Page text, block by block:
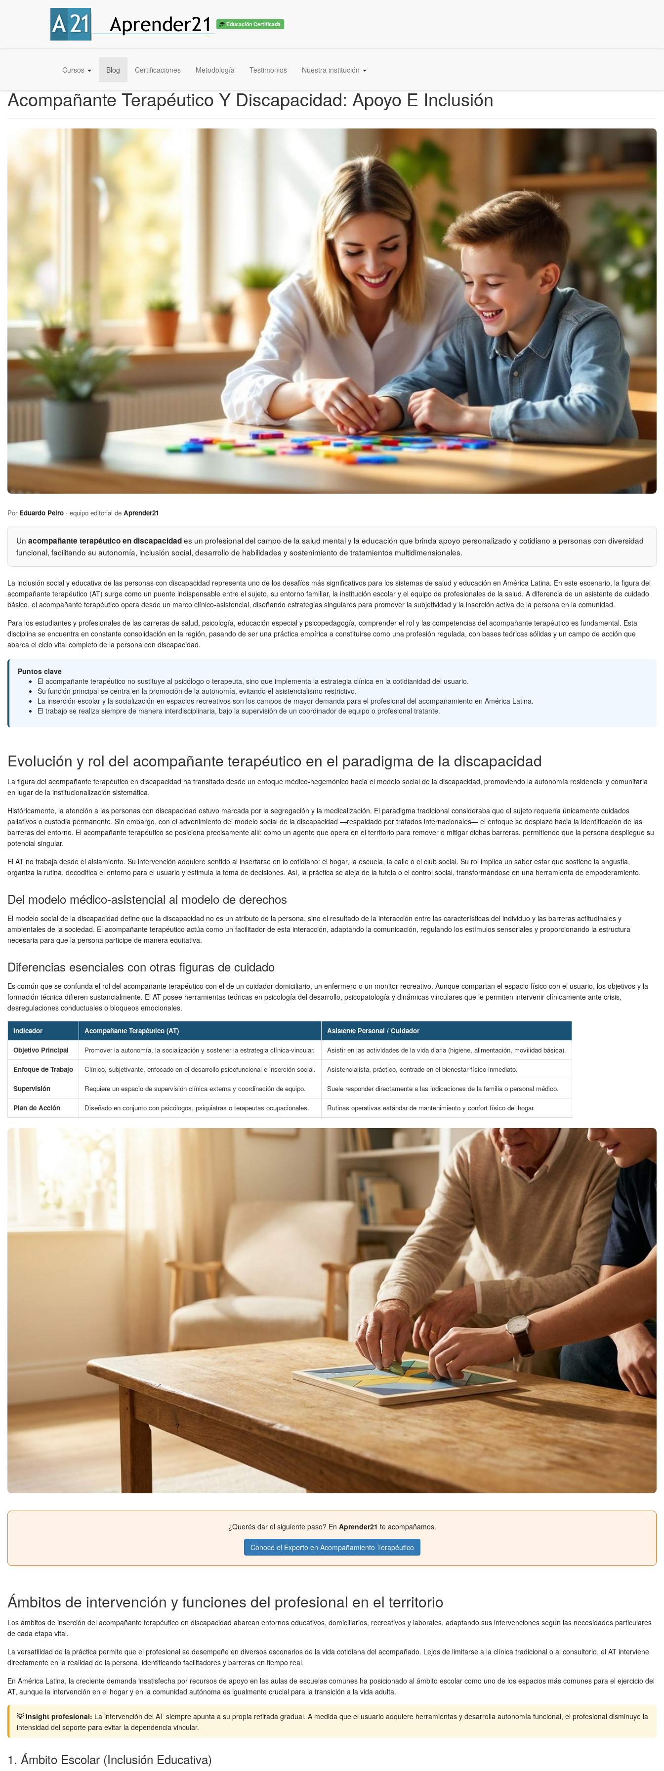
Educación Certificada
Cursos Blog Certificaciones Metodología Testimonios Nuestra institución
Acompañante Terapéutico Y Discapacidad: Apoyo E Inclusión
Por Eduardo Peiro · equipo editorial de Aprender21
Un acompañante terapéutico en discapacidades un profesional del campo de la salud mental y la educación que brinda apoyo personalizado y cotidiano a personas con diversidad
funcional, facilitando su autonomía, inclusión social, desarrollo de habilidades y sostenimiento de tratamientos multidimensionales.
La inclusión social y educativa de las personas con discapacidad representa uno de los desafíos más significativos para los sistemas de salud y educación en América Latina. En este escenario, la figura del
acompañante terapéutico (AT) surge como un puente indispensable entre el sujeto, su entorno familiar, la institución escolar y el equipo de profesionales de la salud. A diferencia de un asistente de cuidado
básico, el acompañante terapéutico opera desde un marco clínico-asistencial, diseñando estrategias singulares para promover la subjetividad y la inserción activa de la persona en la comunidad.
Para los estudiantes y profesionales de las carreras de salud, psicología, educación especial y psicopedagogía, comprender el rol y las competencias del acompañante terapéutico es fundamental. Esta
disciplina se encuentra en constante consolidación en la región, pasando de ser una práctica empírica a constituirse como una profesión regulada, con bases teóricas sólidas y un campo de acción que
abarca el ciclo vital completo de la persona con discapacidad.
Puntos clave
El acompañante terapéutico no sustituye al psicólogo o terapeuta, sino que implementa la estrategia clínica en la cotidianidad del usuario.
Su función principal se centra en la promoción de la autonomía, evitando el asistencialismo restrictivo.
La inserción escolar y la socialización en espacios recreativos son los campos de mayor demanda para el profesional del acompañamiento en América Latina.
El trabajo se realiza siempre de manera interdisciplinaria, bajo la supervisión de un coordinador de equipo o profesional tratante.
Evolución y rol del acompañante terapéutico en el paradigma de la discapacidad
La figura del acompañante terapéutico en discapacidad ha transitado desde un enfoque médico-hegemónico hacia el modelo social de la discapacidad, promoviendo la autonomía residencial y comunitaria
en lugar de la institucionalización sistemática.
Históricamente, la atención a las personas con discapacidad estuvo marcada por la segregación y la medicalización. El paradigma tradicional consideraba que el sujeto requería únicamente cuidados
paliativos o custodia permanente. Sin embargo, con el advenimiento del modelo social de la discapacidad —respaldado por tratados internacionales— el enfoque se desplazó hacia la identificación de las
barreras del entorno. El acompañante terapéutico se posiciona precisamente allí: como un agente que opera en el territorio para remover o mitigar dichas barreras, permitiendo que la persona despliegue su
potencial singular.
El AT no trabaja desde el aislamiento. Su intervención adquiere sentido al insertarse en lo cotidiano: el hogar, la escuela, la calle o el club social. Su rol implica un saber estar que sostiene la angustia,
organiza la rutina, decodifica el entorno para el usuario y estimula la toma de decisiones. Así, la práctica se aleja de la tutela o el control social, transformándose en una herramienta de empoderamiento.
Del modelo médico-asistencial al modelo de derechos
El modelo social de la discapacidad define que la discapacidad no es un atributo de la persona, sino el resultado de la interacción entre las características del individuo y las barreras actitudinales y
ambientales de la sociedad. El acompañante terapéutico actúa como un facilitador de esta interacción, adaptando la comunicación, regulando los estímulos sensoriales y proporcionando la estructura
necesaria para que la persona participe de manera equitativa.
Diferencias esenciales con otras figuras de cuidado
Es común que se confunda el rol del acompañante terapéutico con el de un cuidador domiciliario, un enfermero o un monitor recreativo. Aunque compartan el espacio físico con el usuario, los objetivos y la
formación técnica difieren sustancialmente. El AT posee herramientas teóricas en psicología del desarrollo, psicopatología y dinámicas vinculares que le permiten intervenir clínicamente ante crisis,
desregulaciones conductuales o bloqueos emocionales.
Indicador Acompañante Terapéutico (AT) Asistente Personal / Cuidador
Objetivo Principal Promover la autonomía, la socialización y sostener la estrategia clínica-vincular. Asistir en las actividades de la vida diaria (higiene, alimentación, movilidad básica).
Enfoque de Trabajo Clínico, subjetivante, enfocado en el desarrollo psicofuncional e inserción social. Asistencialista, práctico, centrado en el bienestar físico inmediato.
Supervisión Requiere un espacio de supervisión clínica externa y coordinación de equipo. Suele responder directamente a las indicaciones de la familia o personal médico.
Plan de Acción Diseñado en conjunto con psicólogos, psiquiatras o terapeutas ocupacionales. Rutinas operativas estándar de mantenimiento y confort físico del hogar.
¿Querés dar el siguiente paso? En Aprender21 te acompañamos.
Conocé el Experto en Acompañamiento Terapéutico
Ámbitos de intervención y funciones del profesional en el territorio
Los ámbitos de inserción del acompañante terapéutico en discapacidad abarcan entornos educativos, domiciliarios, recreativos y laborales, adaptando sus intervenciones según las necesidades particulares
de cada etapa vital.
La versatilidad de la práctica permite que el profesional se desempeñe en diversos escenarios de la vida cotidiana del acompañado. Lejos de limitarse a la clínica tradicional o al consultorio, el AT interviene
directamente en la realidad de la persona, identificando facilitadores y barreras en tiempo real.
En América Latina, la creciente demanda insatisfecha por recursos de apoyo en las aulas de escuelas comunes ha posicionado al ámbito escolar como uno de los espacios más comunes para el ejercicio del
AT, aunque la intervención en el hogar y en la comunidad autónoma es igualmente crucial para la transición a la vida adulta.
💡 Insight profesional: La intervención del AT siempre apunta a su propia retirada gradual. A medida que el usuario adquiere herramientas y desarrolla autonomía funcional, el profesional disminuye la
intensidad del soporte para evitar la dependencia vincular.
1. Ámbito Escolar (Inclusión Educativa)